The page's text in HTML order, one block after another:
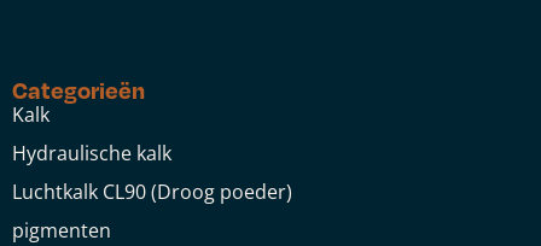
Categorieën
Kalk
Hydraulische kalk
Luchtkalk CL90 (Droog poeder)
pigmenten